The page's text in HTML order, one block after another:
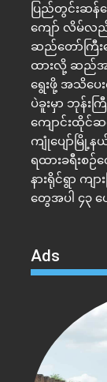
ပြည်တွင်းဆန်စ
ကျော် လိမ်လ
ဆည်တော်ကြီး
ထားလို့ ဆည်အနီ
ရွေးဖို့ အသိပေ
ပဲခူးမှာ ဘုန်း
ကျောင်းထိုင်
ကျုံပျော်မြို့
ရထားခရီးစ
နားရိုင်ရွာ ကျ
တွေအပါ ၄၃
Ads